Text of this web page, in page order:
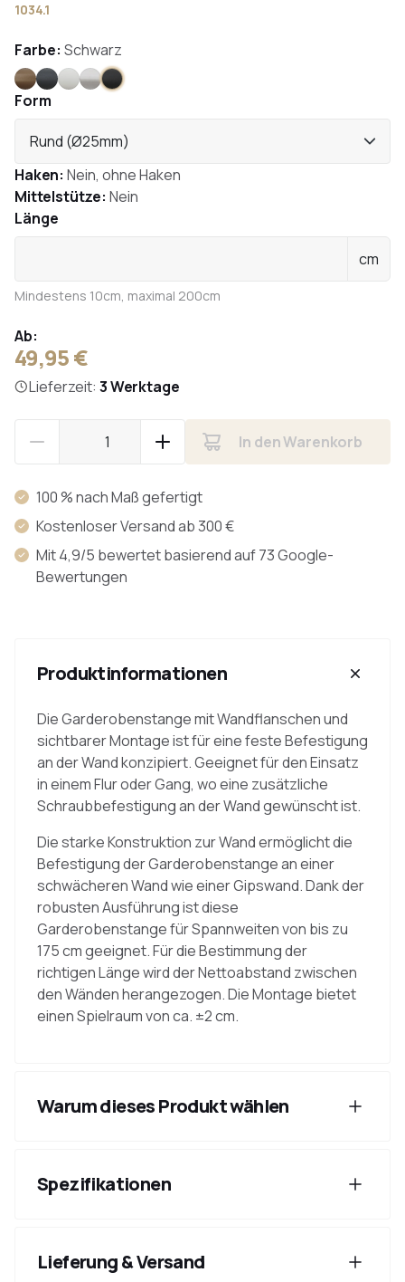
1034.1
Farbe: Schwarz
Bronze
Anthrazit
WeißEdelstahl
Schwarz
Form
Rund (Ø25mm)
Haken: Nein, ohne Haken
Mittelstütze: Nein
Länge
cm
Mindestens 10cm, maximal 200cm
Ab:
49,95 €
Lieferzeit: 3 Werktage
In den Warenkorb
100 % nach Maß gefertigt
Kostenloser Versand ab 300 €
Mit 4,9/5 bewertet basierend auf 73 Google-
Bewertungen
Produktinformationen
Die Garderobenstange mit Wandflanschen und
sichtbarer Montage ist für eine feste Befestigung
an der Wand konzipiert. Geeignet für den Einsatz
in einem Flur oder Gang, wo eine zusätzliche
Schraubbefestigung an der Wand gewünscht ist.
Die starke Konstruktion zur Wand ermöglicht die
Befestigung der Garderobenstange an einer
schwächeren Wand wie einer Gipswand. Dank der
robusten Ausführung ist diese
Garderobenstange für Spannweiten von bis zu
175 cm geeignet. Für die Bestimmung der
richtigen Länge wird der Nettoabstand zwischen
den Wänden herangezogen. Die Montage bietet
einen Spielraum von ca. ±2 cm.
Warum dieses Produkt wählen
Spezifikationen
Lieferung & Versand